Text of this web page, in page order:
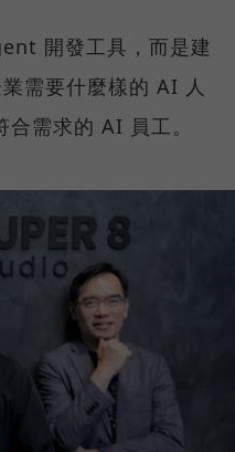
開發工具，而是建
需要什麼樣的 AI 人
需求的 AI 員工。